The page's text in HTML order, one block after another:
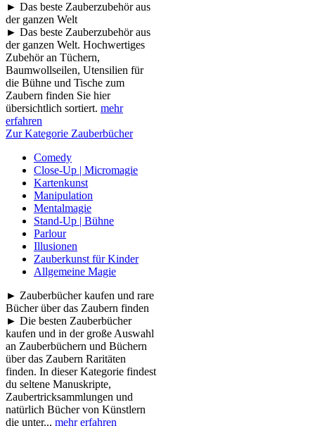
► Das beste Zauberzubehör aus
der ganzen Welt
► Das beste Zauberzubehör aus
der ganzen Welt. Hochwertiges
Zubehör an Tüchern,
Baumwollseilen, Utensilien für
die Bühne und Tische zum
Zaubern finden Sie hier
übersichtlich sortiert. mehr
erfahren
Zur Kategorie Zauberbücher
Comedy
Close-Up | Micromagie
Kartenkunst
Manipulation
Mentalmagie
Stand-Up | Bühne
Parlour
Illusionen
Zauberkunst für Kinder
Allgemeine Magie
► Zauberbücher kaufen und rare
Bücher über das Zaubern finden
► Die besten Zauberbücher
kaufen und in der große Auswahl
an Zauberbüchern und Büchern
über das Zaubern Raritäten
finden. In dieser Kategorie findest
du seltene Manuskripte,
Zaubertricksammlungen und
natürlich Bücher von Künstlern
die unter... mehr erfahren